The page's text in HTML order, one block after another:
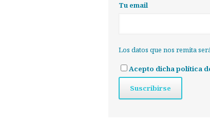
Tu email
Los datos que nos remita
Acepto dicha política